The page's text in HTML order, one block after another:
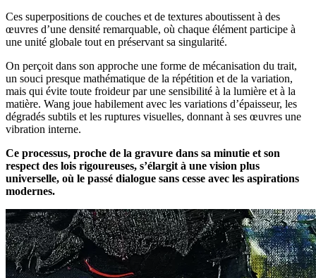
Ces superpositions de couches et de textures aboutissent à des
œuvres d’une densité remarquable, où chaque élément participe à
une unité globale tout en préservant sa singularité.
On perçoit dans son approche une forme de mécanisation du trait,
un souci presque mathématique de la répétition et de la variation,
mais qui évite toute froideur par une sensibilité à la lumière et à la
matière. Wang joue habilement avec les variations d’épaisseur, les
dégradés subtils et les ruptures visuelles, donnant à ses œuvres une
vibration interne.
Ce processus, proche de la gravure dans sa minutie et son
respect des lois rigoureuses, s’élargit à une vision plus
universelle, où le passé dialogue sans cesse avec les aspirations
modernes.